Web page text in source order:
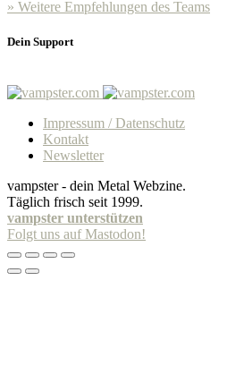
» Weitere Empfehlungen des Teams
Dein Support
Impressum / Datenschutz
Kontakt
Newsletter
vampster - dein Metal Webzine.
Täglich frisch seit 1999.
vampster unterstützen
Folgt uns auf Mastodon!